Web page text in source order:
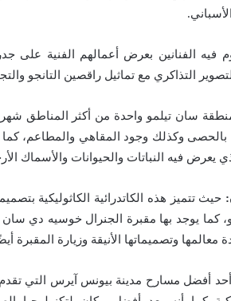
فيه الفنانين بعرض أعمالهم الفنية على
التذاكري مع تماثيل راقصين التانجو
سان تيلمو واحدة من أكثر المناطق
بالحصى وكذلك وجود المقاهي والمطاعم،
يعرض فيه النباتات والحيوانات والأسماك
حيث تتميز هذه الكاتدرائية الكاثوليكية
كما يوجد بها مقبرة الجنرال خوسيه دي سان
معالمها وتصميماتها الأنيقة وزيارة المقبرة
أحد أفضل مسارح مدينة بيونس آيرس التي